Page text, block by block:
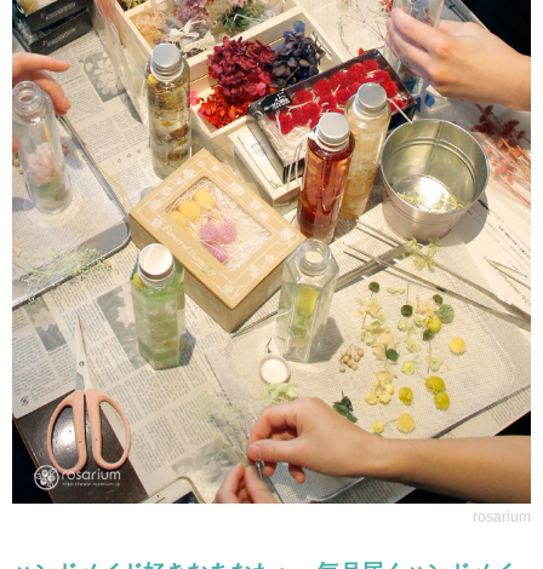
rosarium